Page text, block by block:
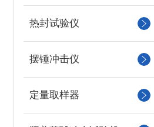
热封试验仪
摆锤冲击仪
定量取样器